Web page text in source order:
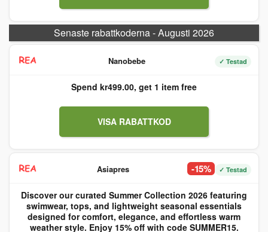
Senaste rabattkoderna - Augusti 2026
Nanobebe ✓ Testad
Spend kr499.00, get 1 item free
VISA RABATTKOD
Asiapres -15% ✓ Testad
Discover our curated Summer Collection 2026 featuring
swimwear, tops, and lightweight seasonal essentials
designed for comfort, elegance, and effortless warm
weather style. Enjoy 15% off with code SUMMER15.